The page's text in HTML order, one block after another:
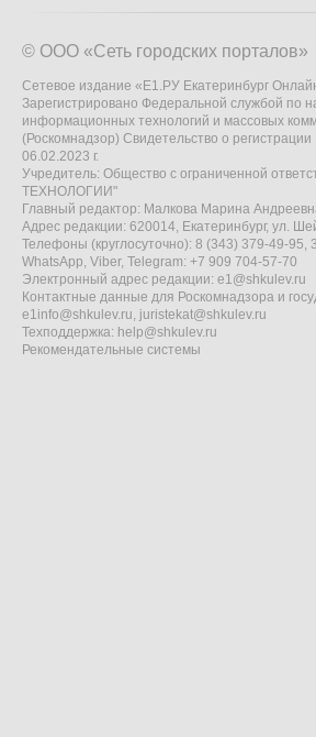
© ООО «Сеть городских порталов»
Сетевое издание «Е1.РУ Екатеринбург
Зарегистрировано Федеральной службой по
информационных технологий и массовых
(Роскомнадзор) Свидетельство о
06.02.2023 г.
Учредитель: Общество с ограниченной
ТЕХНОЛОГИИ"
Главный редактор: Малкова Марина
Адрес редакции: 620014, Екатеринбург, ул.
Телефоны (круглосуточно): 8 (343) 379-49-95,
WhatsApp, Viber, Telegram: +7 909 704-57-70
Электронный адрес редакции: e1@shkulev.ru
Контактные данные для Роскомнадзора и
e1info@shkulev.ru, juristekat@shkulev.ru
Техподдержка: help@shkulev.ru
Рекомендательные системы